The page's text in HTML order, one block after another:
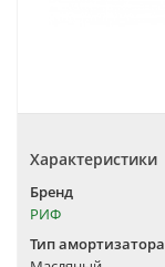
Характеристики
Бренд
РИФ
Тип амортизатора